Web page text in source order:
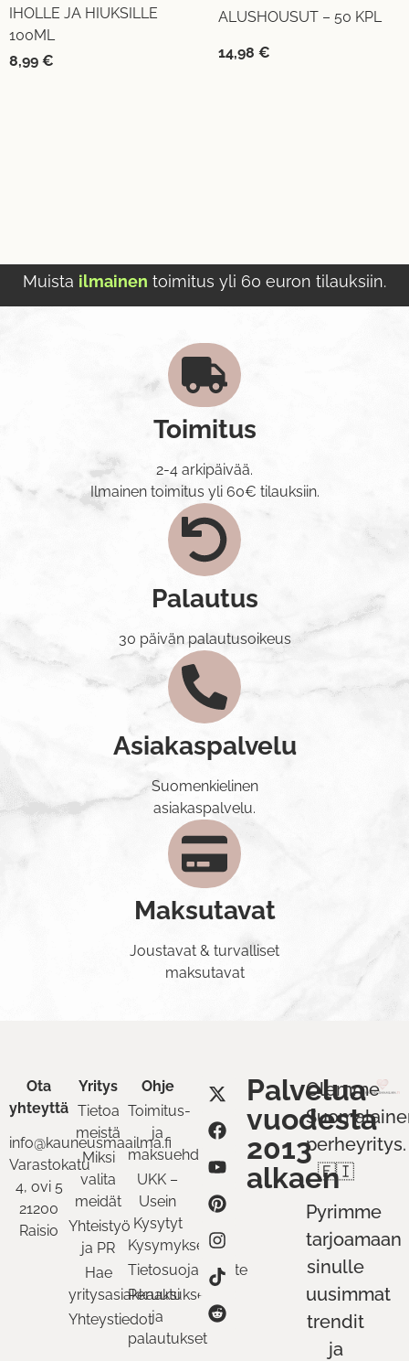
IHOLLE JA HIUKSILLE
100ML
8,99 €
ALUSHOUSUT – 50 KPL
14,98 €
Muista ilmainen toimitus yli 60 euron tilauksiin.
Toimitus
2-4 arkipäivää.
Ilmainen toimitus yli 60€ tilauksiin.
Palautus
30 päivän palautusoikeus
Asiakaspalvelu
Suomenkielinen
asiakaspalvelu.
Maksutavat
Joustavat & turvalliset
maksutavat
Ota
yhteyttä
info@kauneusmaailma.fi
Varastokatu
4, ovi 5
21200
Raisio
Yritys
Tietoa
meistä
Miksi
valita
meidät
Yhteistyö
ja PR
Hae
yritysasiakkaaksi
Yhteystiedot
Ohje
Toimitus-
ja
maksuehdot
UKK –
Usein
Kysytyt
Kysymykset
Tietosuojaseloste
Peruutukset
ja
palautukset
Palvelua
vuodesta
2013
alkaen
Olemme
perheyritys.
🇫🇮
Pyrimme
tarjoamaan
sinulle
uusimmat
trendit
ja